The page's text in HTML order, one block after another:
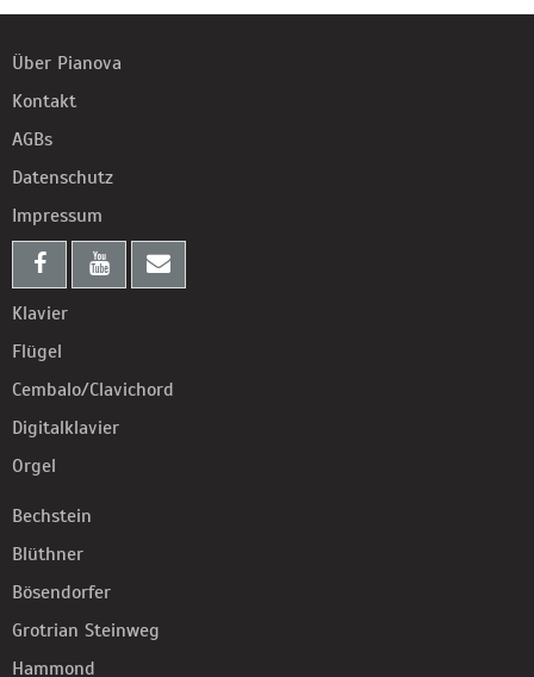
Über Pianova
Kontakt
AGBs
Datenschutz
Impressum
Klavier
Flügel
Cembalo/Clavichord
Digitalklavier
Orgel
Bechstein
Blüthner
Bösendorfer
Grotrian Steinweg
Hammond